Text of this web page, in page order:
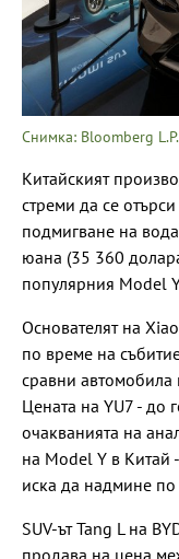
Снимка: Bloomberg L.P.
Китайският
стреми да се
подмигване на
юана (35 360
популярния Model
Основателят на
по време на
сравни автомобила
Цената на YU7 - до
очакванията на
на Model Y в Китай
иска да надмине
SUV-ът Tang L на
продава на цена